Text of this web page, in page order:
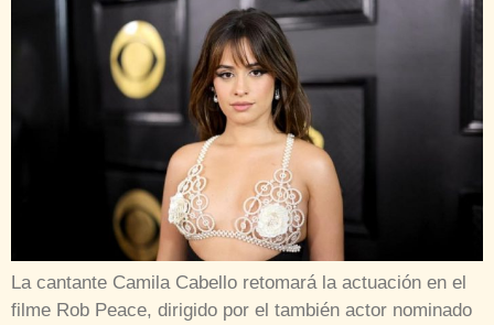
La cantante Camila Cabello retomará la actuación en el
filme Rob Peace, dirigido por el también actor nominado